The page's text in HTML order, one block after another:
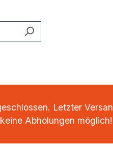
Letzter
Abholungen möglich!